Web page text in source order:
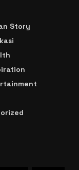
Story